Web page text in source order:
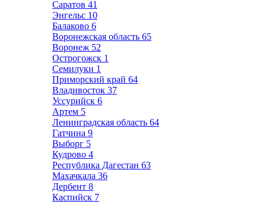
Саратов 41
Энгельс 10
Балаково 6
Воронежская область 65
Воронеж 52
Острогожск 1
Семилуки 1
Приморский край 64
Владивосток 37
Уссурийск 6
Артем 5
Ленинградская область 64
Гатчина 9
Выборг 5
Кудрово 4
Республика Дагестан 63
Махачкала 36
Дербент 8
Каспийск 7